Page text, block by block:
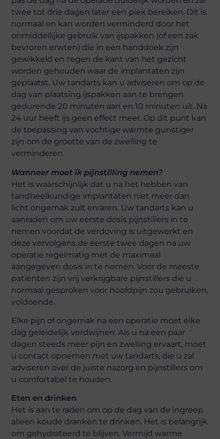
twee tot drie dagen later een piek bereiken. Dit is
normaal en kan worden verminderd door het
onmiddellijke gebruik van ijspakken (of een zak
bevroren erwten) die in een handdoek zijn
gewikkeld en tegen de kant van het gezicht
worden gehouden waar de implantaten zijn
geplaatst. Uw tandarts kan u adviseren om op de
dag van plaatsing ijspakken aan te brengen
gedurende 20 minuten aan en 10 minuten uit. Na
24 uur heeft ijs geen effect meer. Op dit punt kan
de toepassing van vochtige warmte gunstiger
zijn om de grootte van de zwelling te
verminderen.
Wanneer moet ik pijnstilling nemen?
Het is waarschijnlijk dat u na het hebben van
tandheelkundige implantaten niet meer dan
licht ongemak zult ervaren. Uw tandarts kan u
aanraden om uw eerste dosis pijnstillers in te
nemen voordat de verdoving is uitgewerkt en
deze vervolgens de eerste twee dagen na uw
operatie regelmatig met de maximaal
aangegeven dosis in te nemen. Voor de meeste
patiënten zijn vrij verkrijgbare pijnstillers die u
normaal gesproken voor hoofdpijn zou gebruiken,
voldoende.
Elke pijn of ongemak na een operatie moet elke
dag geleidelijk verdwijnen. Als u na een paar
dagen steeds meer pijn en zwelling ervaart, moet
u contact opnemen met uw tandarts, die u zal
adviseren over de juiste nazorg en pijnstillers om
u comfortabel te houden.
Eten en drinken
Het is aan te raden om op de dag van de ingreep
alleen koude dranken te drinken. Het is belangrijk
om gehydrateerd te blijven. Vermijd warme